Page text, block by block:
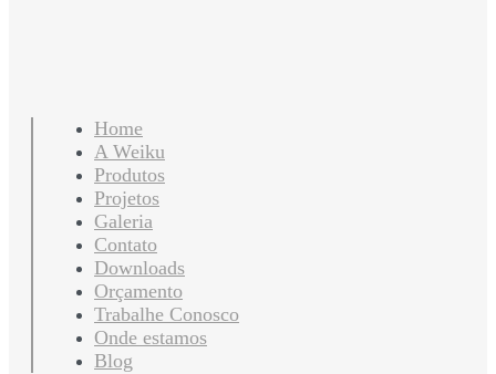
Home
A Weiku
Produtos
Projetos
Galeria
Contato
Downloads
Orçamento
Trabalhe Conosco
Onde estamos
Blog